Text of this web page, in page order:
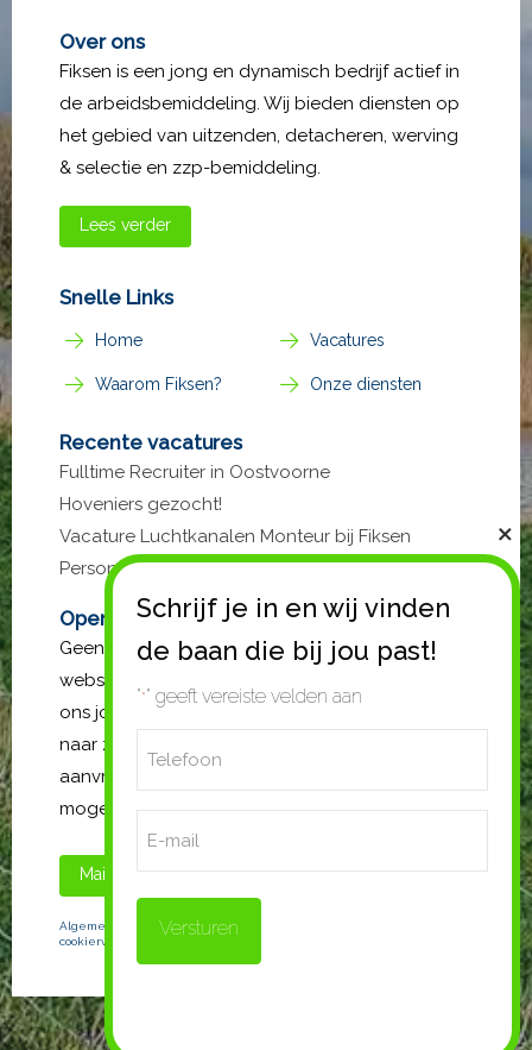
Over ons
Fiksen is een jong en dynamisch bedrijf actief in
de arbeidsbemiddeling. Wij bieden diensten op
het gebied van uitzenden, detacheren, werving
& selectie en zzp-bemiddeling.
Lees verder
Snelle Links
Home Vacatures
Waarom Fiksen? Onze diensten
Recente vacatures
Fulltime Recruiter in Oostvoorne
Hoveniers gezocht!
Vacature Luchtkanalen Monteur bij Fiksen
Personeel
Open sollicitatie?
Geen passende vacature gevonden op de
website? Stuur gerust een open sollicitatie. Mail
ons jouw cv en vergeet niet de functie waar je
naar zoekt te vermelden. Wij gaan met jouw
aanvraag aan de slag en nemen zo spoedig
mogelijk contact met je op.
Mail ons Bel ons
Algemene Voorwaarden|Privacystatement
cookiervoorkeuren
"*" geeft vereiste velden aan